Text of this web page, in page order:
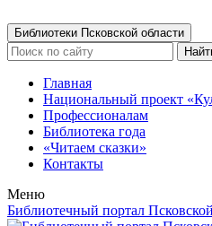
Библиотеки Псковской области
Главная
Национальный проект
Профессионалам
Библиотека года
«Читаем сказки»
Контакты
Меню
Библиотечный портал